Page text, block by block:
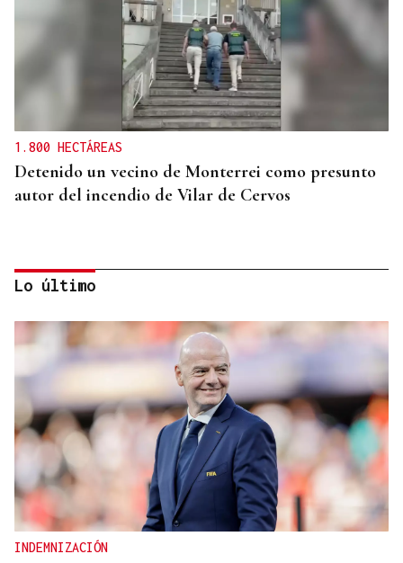
1.800 HECTÁREAS
Detenido un vecino de Monterrei como presunto
autor del incendio de Vilar de Cervos
ALIANZA
La D.O. Monterrei refuerza su proyección
enoturística junto a Expourense
Lo último
INDEMNIZACIÓN